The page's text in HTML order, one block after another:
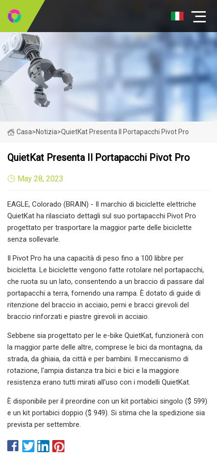
Casa>Notizia>QuietKat Presenta Il Portapacchi Pivot Pro
QuietKat Presenta Il Portapacchi Pivot Pro
May 28, 2023
EAGLE, Colorado (BRAIN) - Il marchio di biciclette elettriche
QuietKat ha rilasciato dettagli sul suo portapacchi Pivot Pro
progettato per trasportare la maggior parte delle biciclette
senza sollevarle.
Il Pivot Pro ha una capacità di peso fino a 100 libbre per
bicicletta. Le biciclette vengono fatte rotolare nel portapacchi,
che ruota su un lato, consentendo a un braccio di passare dal
portapacchi a terra, fornendo una rampa. È dotato di guide di
ritenzione del braccio in acciaio, perni e bracci girevoli del
braccio rinforzati e piastre girevoli in acciaio.
Sebbene sia progettato per le e-bike QuietKat, funzionerà con
la maggior parte delle altre, comprese le bici da montagna, da
strada, da ghiaia, da città e per bambini. Il meccanismo di
rotazione, l'ampia distanza tra bici e bici e la maggiore
resistenza erano tutti mirati all'uso con i modelli QuietKat.
È disponibile per il preordine con un kit portabici singolo ($ 599)
e un kit portabici doppio ($ 949). Si stima che la spedizione sia
prevista per settembre.